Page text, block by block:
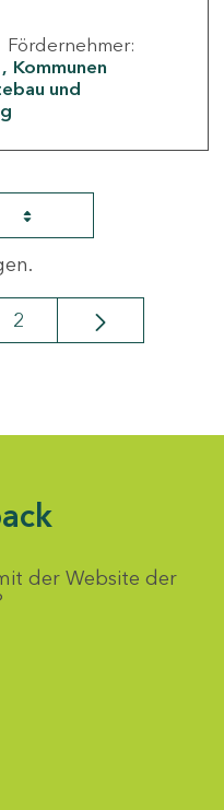
Fördernehmer:
Kommunen
und
Seite
2
der Website der
auswählen